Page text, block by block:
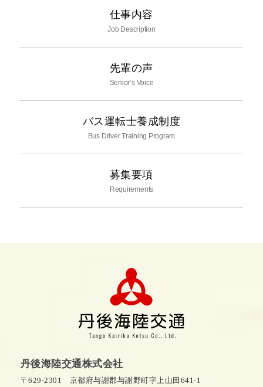
仕事内容
Job Description
先輩の声
Senior’s Voice
バス運転士養成制度
Bus Driver Training Program
募集要項
Requirements
丹後海陸交通株式会社
〒629-2301 京都府与謝郡与謝野町字上山田641-1